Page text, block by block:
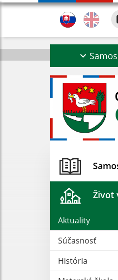
Život
Aktuality
Súčasnosť
História